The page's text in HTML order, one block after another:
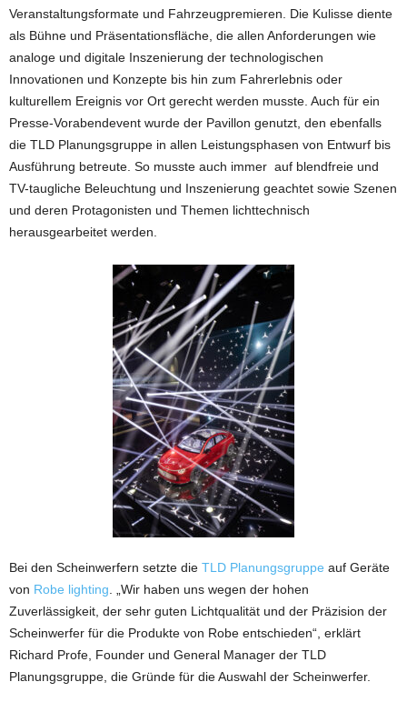
Veranstaltungsformate und Fahrzeugpremieren. Die Kulisse diente
als Bühne und Präsentationsfläche, die allen Anforderungen wie
analoge und digitale Inszenierung der technologischen
Innovationen und Konzepte bis hin zum Fahrerlebnis oder
kulturellem Ereignis vor Ort gerecht werden musste. Auch für ein
Presse-Vorabendevent wurde der Pavillon genutzt, den ebenfalls
die TLD Planungsgruppe in allen Leistungsphasen von Entwurf bis
Ausführung betreute. So musste auch immer auf blendfreie und
TV-taugliche Beleuchtung und Inszenierung geachtet sowie Szenen
und deren Protagonisten und Themen lichttechnisch
herausgearbeitet werden.
Bei den Scheinwerfern setzte die TLD Planungsgruppe auf Geräte
von Robe lighting . „Wir haben uns wegen der hohen
Zuverlässigkeit, der sehr guten Lichtqualität und der Präzision der
Scheinwerfer für die Produkte von Robe entschieden“, erklärt
Richard Profe, Founder und General Manager der TLD
Planungsgruppe, die Gründe für die Auswahl der Scheinwerfer.